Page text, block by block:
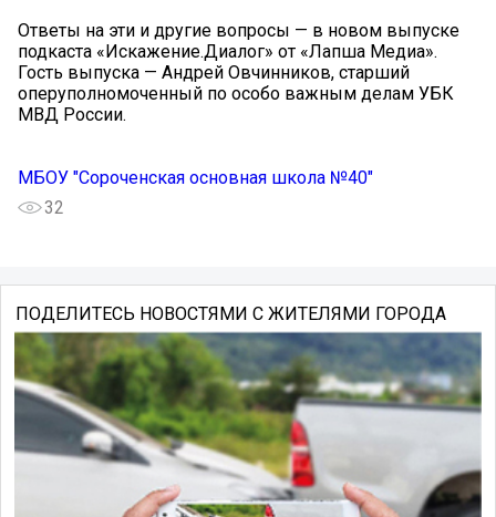
Ответы на эти и другие вопросы — в новом выпуске
подкаста «Искажение.Диалог» от «Лапша Медиа».
Гость выпуска — Андрей Овчинников, старший
оперуполномоченный по особо важным делам УБК
МВД России.
МБОУ "Сороченская основная школа №40"
32
ПОДЕЛИТЕСЬ НОВОСТЯМИ С ЖИТЕЛЯМИ ГОРОДА